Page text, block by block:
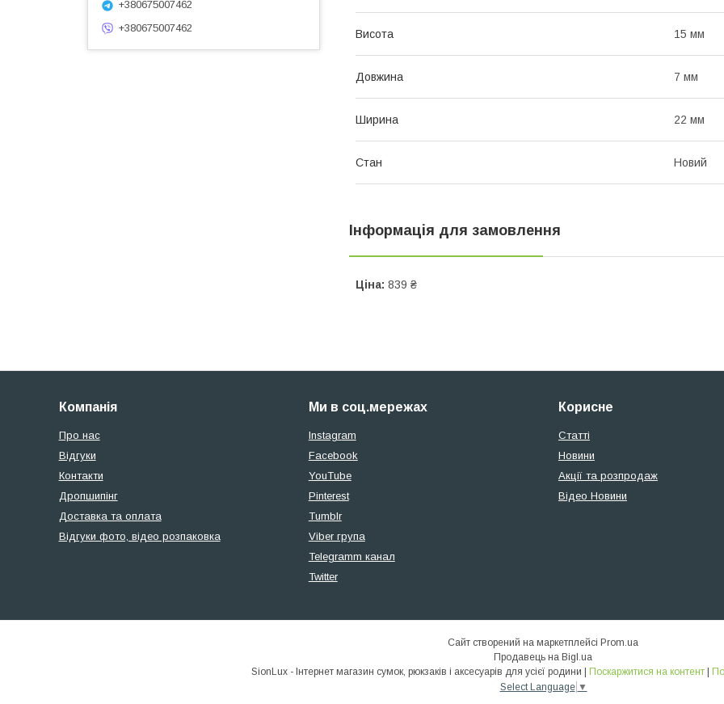
Висота 15 мм
Довжина 7 мм
Ширина 22 мм
Стан Новий
Інформація для замовлення
Ціна: 839 ₴
+380675007462
+380675007462
Компанія
Про нас
Відгуки
Контакти
Дропшипінг
Доставка та оплата
Відгуки фото, відео розпаковка
Ми в соц.мережах
Instagram
Facebook
YouTube
Pinterest
Tumblr
Viber група
Telegramm канал
Twitter
Корисне
Статті
Новини
Акції та розпродаж
Відео Новини
Сайт створений на маркетплейсі Prom.ua
Продавець на Bigl.ua
Поскаржитися на контент
Select Language ▼